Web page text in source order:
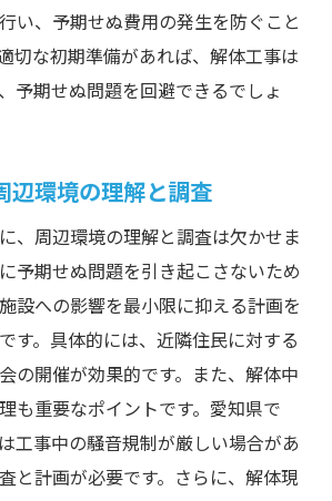
近隣挨拶と説明会の重要性
動対策としての防音・防振措置
体工事における地域貢献のメリ
に伴う環境保護への取り組み
未然に防ぐ愛知県での解体工事の
ール管理と進捗確認の重要性
災害による工期遅延のリスク管
い、予期せぬ費用の発生を防ぐこと
切な初期準備があれば、解体工事は
予期せぬ問題を回避できるでしょ
辺環境の理解と調査
、周辺環境の理解と調査は欠かせま
予期せぬ問題を引き起こさないため
設への影響を最小限に抑える計画を
す。具体的には、近隣住民に対する
の開催が効果的です。また、解体中
も重要なポイントです。愛知県で
工事中の騒音規制が厳しい場合があ
と計画が必要です。さらに、解体現